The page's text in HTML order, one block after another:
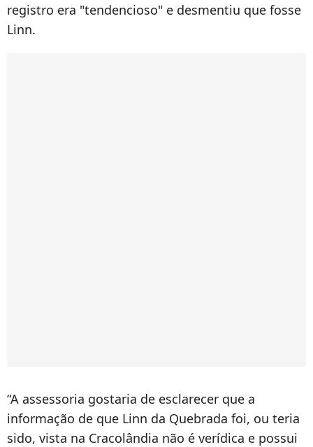
registro era "tendencioso" e desmentiu que fosse
Linn.
“A assessoria gostaria de esclarecer que a
informação de que Linn da Quebrada foi, ou teria
sido, vista na Cracolândia não é verídica e possui